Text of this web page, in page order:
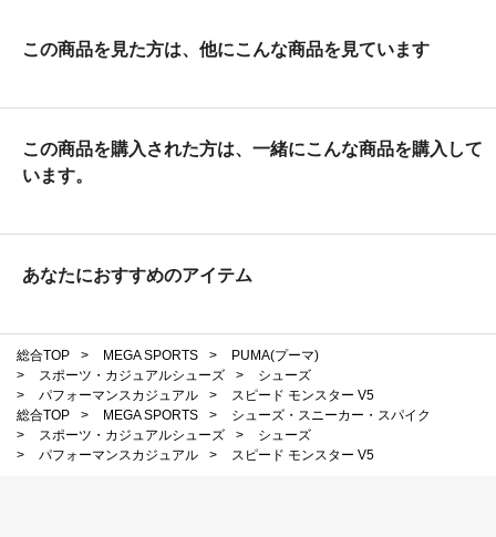
この商品を見た方は、他にこんな商品を見ています
この商品を購入された方は、一緒にこんな商品を購入して
います。
あなたにおすすめのアイテム
総合TOP > MEGA SPORTS >
PUMA(プーマ)
>
スポーツ・カジュアルシューズ >
シューズ
>
パフォーマンスカジュアル >
スピード モンスター V5
総合TOP
> MEGA SPORTS >
シューズ・スニーカー・スパイク
>
スポーツ・カジュアルシューズ >
シューズ
>
パフォーマンスカジュアル > スピード モンスター V5